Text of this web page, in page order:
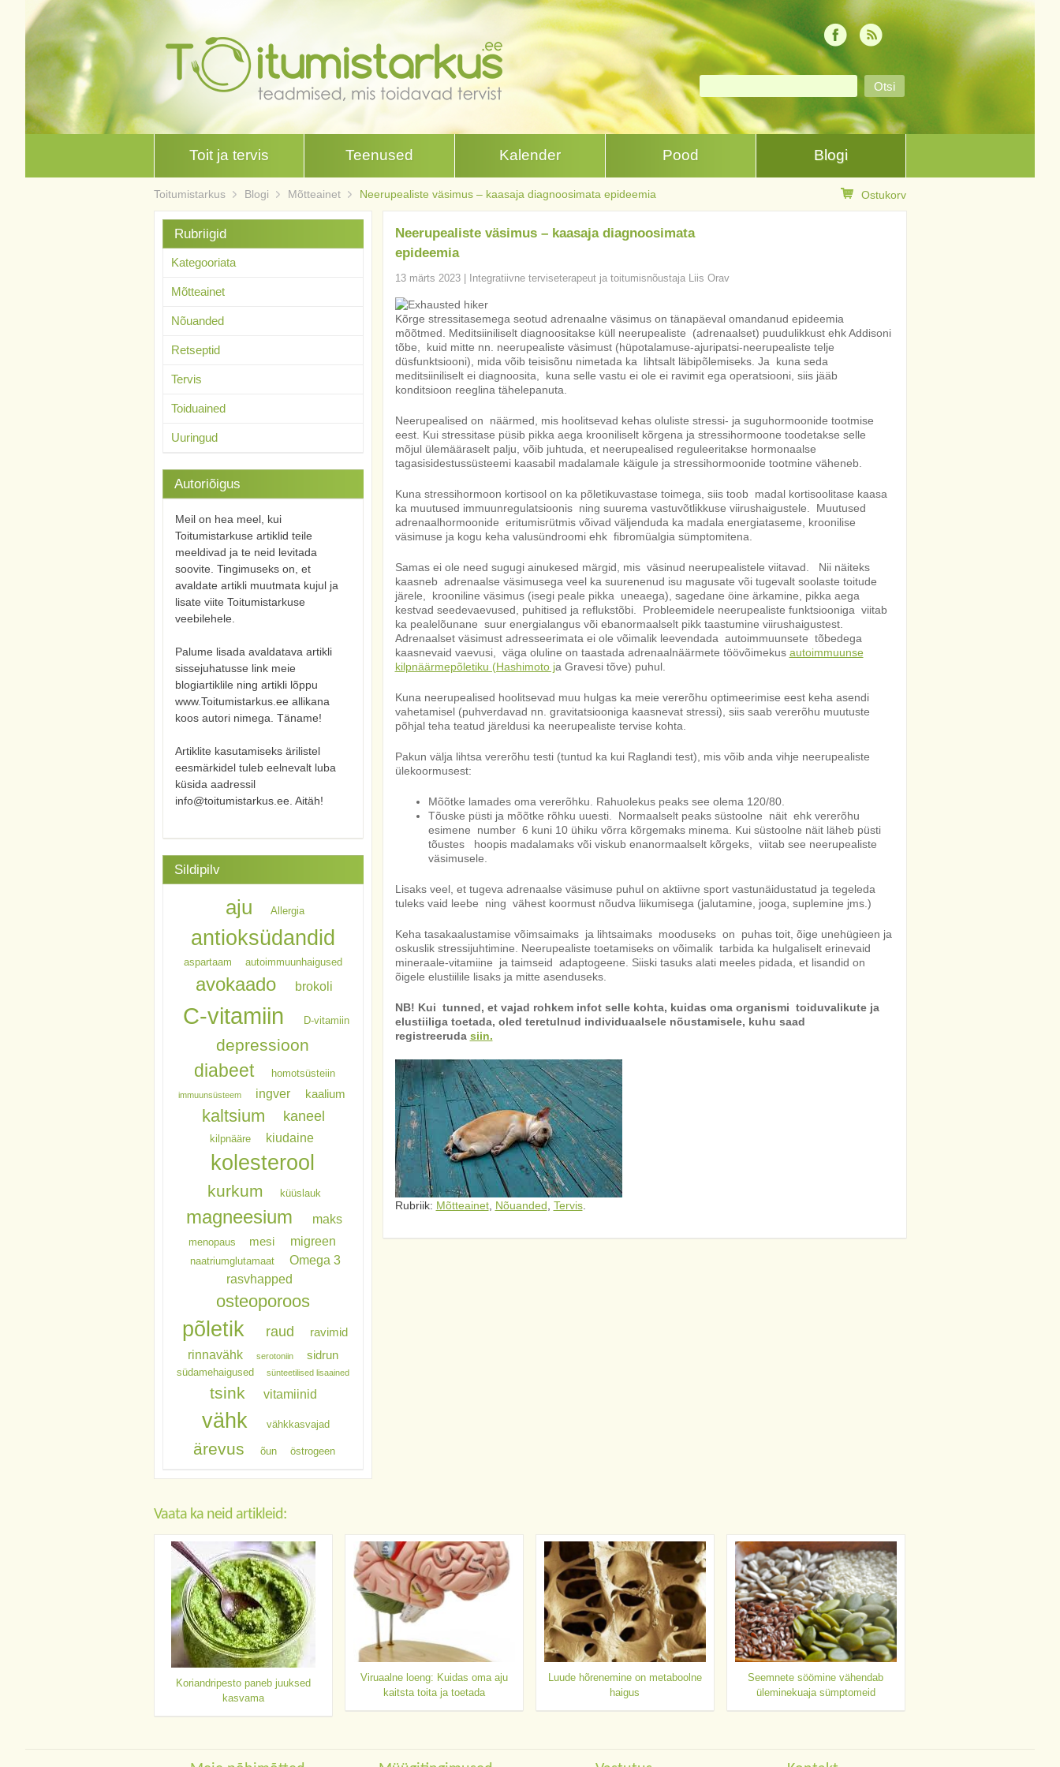
Toit ja tervis Teenused Kalender Pood Blogi
Toitumistarkus Blogi Mõtteainet Neerupealiste väsimus – kaasaja diagnoosimata epideemia Ostukorv
Neerupealiste väsimus – kaasaja diagnoosimata
epideemia
13 märts 2023| Integratiivne terviseterapeut ja toitumisnõustaja Liis Orav
Kõrge stressitasemega seotud adrenaalne väsimus on tänapäeval omandanud epideemia
mõõtmed. Meditsiiniliselt diagnoositakse küll neerupealiste (adrenaalset) puudulikkust ehk Addisoni
tõbe, kuid mitte nn. neerupealiste väsimust (hüpotalamuse-ajuripatsi-neerupealiste telje
düsfunktsiooni), mida võib teisisõnu nimetada ka lihtsalt läbipõlemiseks. Ja kuna seda
meditsiiniliselt ei diagnoosita, kuna selle vastu ei ole ei ravimit ega operatsiooni, siis jääb
konditsioon reeglina tähelepanuta.
Neerupealised on näärmed, mis hoolitsevad kehas oluliste stressi- ja suguhormoonide tootmise
eest. Kui stressitase püsib pikka aega krooniliselt kõrgena ja stressihormoone toodetakse selle
mõjul ülemääraselt palju, võib juhtuda, et neerupealised reguleeritakse hormonaalse
tagasisidestussüsteemi kaasabil madalamale käigule ja stressihormoonide tootmine väheneb.
Kuna stressihormoon kortisool on ka põletikuvastase toimega, siis toob madal kortisoolitase kaasa
ka muutused immuunregulatsioonis ning suurema vastuvõtlikkuse viirushaigustele. Muutused
adrenaalhormoonide eritumisrütmis võivad väljenduda ka madala energiataseme, kroonilise
väsimuse ja kogu keha valusündroomi ehk fibromüalgia sümptomitena.
Samas ei ole need sugugi ainukesed märgid, mis väsinud neerupealistele viitavad. Nii näiteks
kaasneb adrenaalse väsimusega veel ka suurenenud isu magusate või tugevalt soolaste toitude
järele, krooniline väsimus (isegi peale pikka uneaega), sagedane öine ärkamine, pikka aega
kestvad seedevaevused, puhitised ja reflukstõbi. Probleemidele neerupealiste funktsiooniga viitab
ka pealelõunane suur energialangus või ebanormaalselt pikk taastumine viirushaigustest.
Adrenaalset väsimust adresseerimata ei ole võimalik leevendada autoimmuunsete tõbedega
kaasnevaid vaevusi, väga oluline on taastada adrenaalnäärmete töövõimekus autoimmuunse
kilpnäärmepõletiku (Hashimoto ja Gravesi tõve) puhul.
Kuna neerupealised hoolitsevad muu hulgas ka meie vererõhu optimeerimise eest keha asendi
vahetamisel (puhverdavad nn. gravitatsiooniga kaasnevat stressi), siis saab vererõhu muutuste
põhjal teha teatud järeldusi ka neerupealiste tervise kohta.
Pakun välja lihtsa vererõhu testi (tuntud ka kui Raglandi test), mis võib anda vihje neerupealiste
ülekoormusest:
Mõõtke lamades oma vererõhku. Rahuolekus peaks see olema 120/80.
Tõuske püsti ja mõõtke rõhku uuesti. Normaalselt peaks süstoolne näit ehk vererõhu
esimene number 6 kuni 10 ühiku võrra kõrgemaks minema. Kui süstoolne näit läheb püsti
tõustes hoopis madalamaks või viskub enanormaalselt kõrgeks, viitab see neerupealiste
väsimusele.
Lisaks veel, et tugeva adrenaalse väsimuse puhul on aktiivne sport vastunäidustatud ja tegeleda
tuleks vaid leebe ning vähest koormust nõudva liikumisega (jalutamine, jooga, suplemine jms.)
Keha tasakaalustamise võimsaimaks ja lihtsaimaks mooduseks on puhas toit, õige unehügieen ja
oskuslik stressijuhtimine. Neerupealiste toetamiseks on võimalik tarbida ka hulgaliselt erinevaid
mineraale-vitamiine ja taimseid adaptogeene. Siiski tasuks alati meeles pidada, et lisandid on
õigele elustiilile lisaks ja mitte asenduseks.
NB! Kui tunned, et vajad rohkem infot selle kohta, kuidas oma organismi toiduvalikute ja
elustiiliga toetada, oled teretulnud individuaalsele nõustamisele, kuhu saad
registreeruda siin.
Rubriik: Mõtteainet, Nõuanded Tervis.
Rubriigid
Kategooriata
Mõtteainet
Nõuanded
Retseptid
Tervis
Toiduained
Uuringud
Autoriõigus
Meil on hea meel, kui
Toitumistarkuse artiklid teile
meeldivad ja te neid levitada
soovite. Tingimuseks on, et
avaldate artikli muutmata kujul ja
lisate viite Toitumistarkuse
veebilehele.
Palume lisada avaldatava artikli
sissejuhatusse link meie
blogiartiklile ning artikli lõppu
www.Toitumistarkus.ee allikana
koos autori nimega. Täname!
Artiklite kasutamiseks ärilistel
eesmärkidel tuleb eelnevalt luba
küsida aadressil
info@toitumistarkus.ee. Aitäh!
Sildipilv
aju Allergia
antioksüdandid
aspartaam autoimmuunhaigused
avokaado brokoli
C-vitamiin D-vitamiin
depressioon
diabeet homotsüsteiin
immuunsüsteem ingver kaalium
kaltsium kaneel
kilpnääre kiudaine
kolesterool
kurkum küüslauk
magneesium maks
menopaus mesi migreen
naatriumglutamaat
Omega 3
rasvhapped
osteoporoos
põletik raud ravimid
rinnavähk serotoniin sidrun
südamehaigused sünteetilised lisaained
tsink vitamiinid
vähk vähkkasvajad
ärevus õun östrogeen
Vaata ka neid artikleid:
Koriandripesto paneb juuksed
kasvama
Viruaalne loeng: Kuidas oma aju
kaitsta toita ja toetada
Luude hõrenemine on metaboolne
haigus
Seemnete söömine vähendab
üleminekuaja sümptomeid